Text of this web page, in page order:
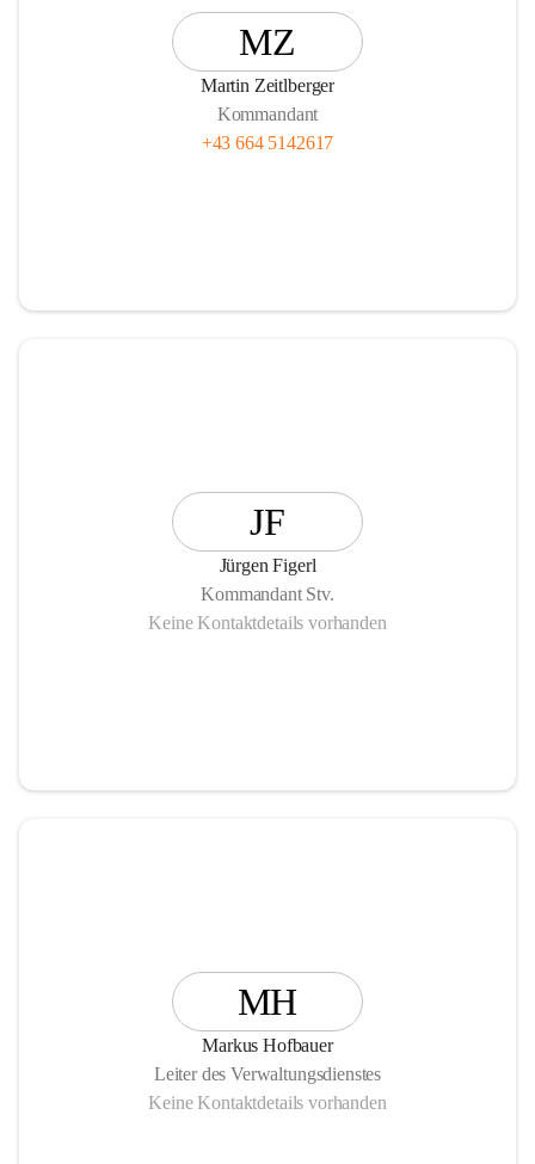
MZ
Martin Zeitlberger
Kommandant
+43 664 5142617
JF
Jürgen Figerl
Kommandant Stv.
Keine Kontaktdetails vorhanden
MH
Markus Hofbauer
Leiter des Verwaltungsdienstes
Keine Kontaktdetails vorhanden